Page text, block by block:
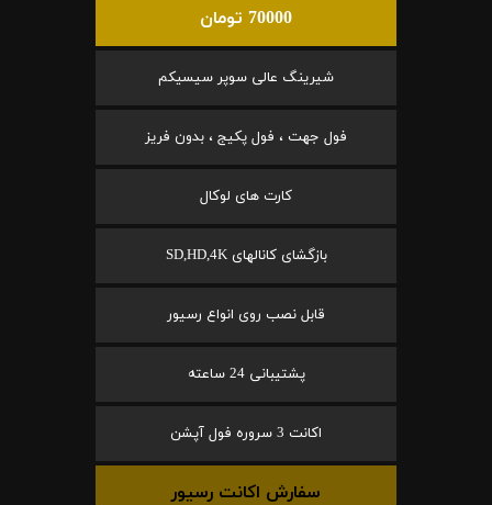
70000 تومان
شیرینگ عالی سوپر سیسیکم
فول جهت ، فول پکیج ، بدون فریز
کارت های لوکال
بازگشای کانالهای SD,HD,4K
قابل نصب روی انواع رسیور
پشتیبانی 24 ساعته
اکانت 3 سروره فول آپشن
سفارش اکانت رسیور